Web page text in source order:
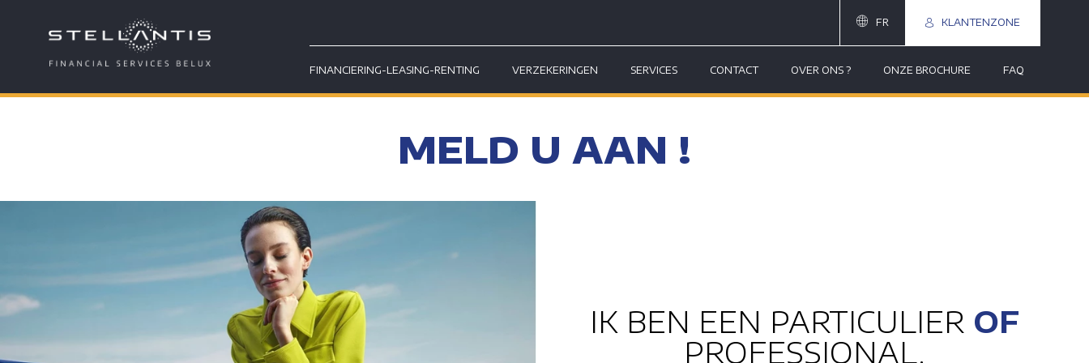
FR KLANTENZONE
FINANCIERING-LEASING-RENTING VERZEKERINGEN SERVICES CONTACT OVER ONS ? ONZE BROCHURE FAQ
MELD U AAN !
IK BEN EEN PARTICULIER OF
PROFESSIONAL.